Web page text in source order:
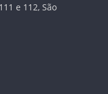
e 112, São